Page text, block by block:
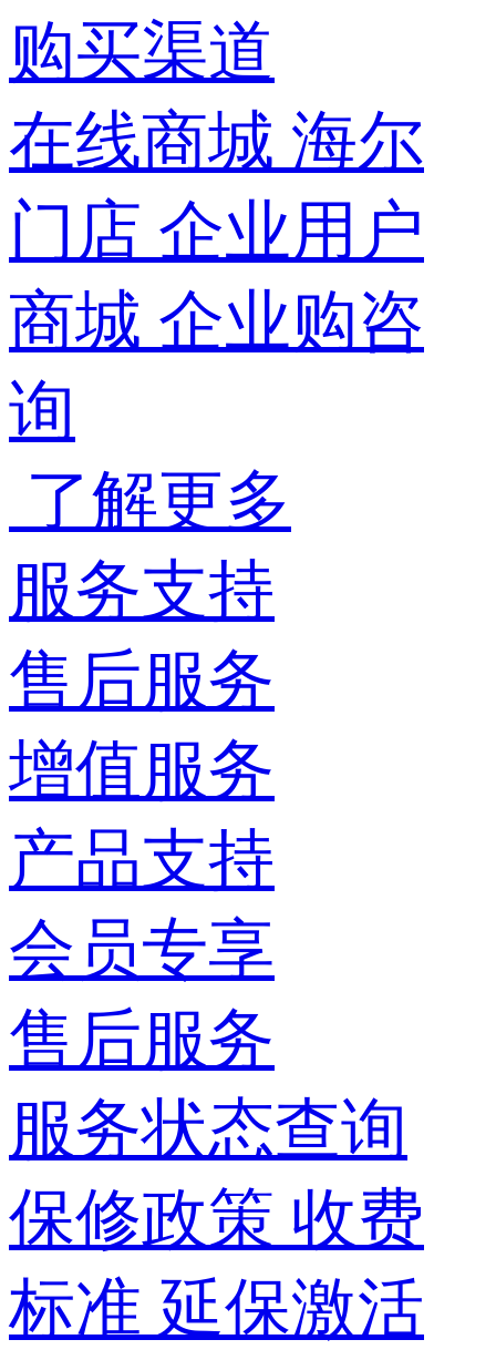
购买渠道
在线商城 海尔
门店 企业用户
商城 企业购咨
询
了解更多
服务支持
售后服务
增值服务
产品支持
会员专享
售后服务
服务状态查询
保修政策 收费
标准 延保激活